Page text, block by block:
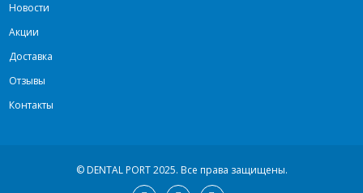
Новости
Акции
Доставка
Отзывы
Контакты
© DENTAL PORT 2025. Все права защищены.